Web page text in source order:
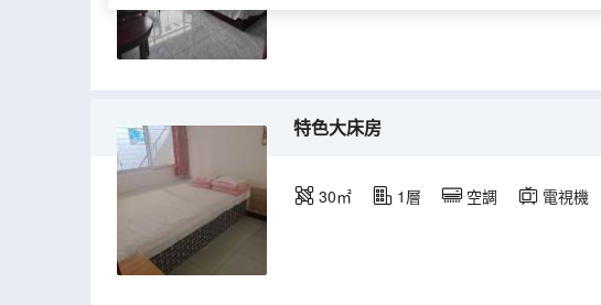
特色大床房
30㎡ 1層 空調 電視機